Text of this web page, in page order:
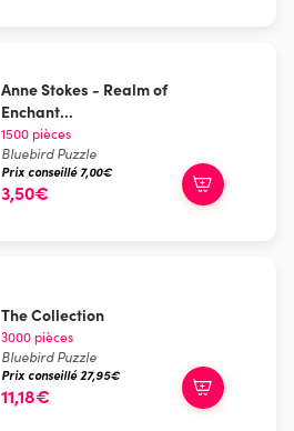
Anne Stokes - Realm of
Enchant...
1500 pièces
Bluebird Puzzle
Prix conseillé 7,00€
3,50€
The Collection
3000 pièces
Bluebird Puzzle
Prix conseillé 27,95€
11,18€